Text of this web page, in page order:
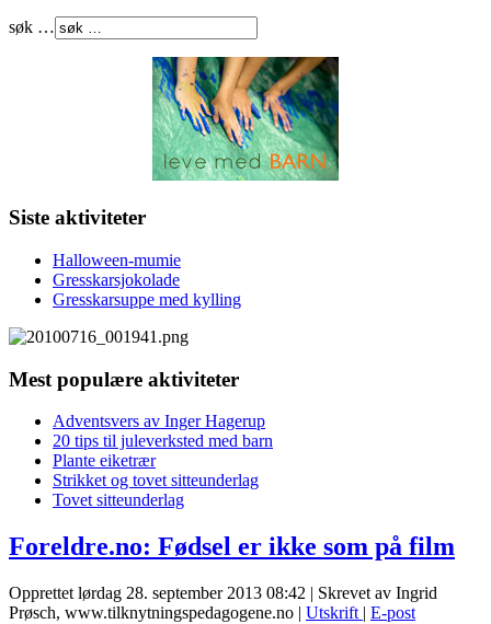
søk …
Siste aktiviteter
Halloween-mumie
Gresskarsjokolade
Gresskarsuppe med kylling
Mest populære aktiviteter
Adventsvers av Inger Hagerup
20 tips til juleverksted med barn
Plante eiketrær
Strikket og tovet sitteunderlag
Tovet sitteunderlag
Foreldre.no: Fødsel er ikke som på film
Opprettet lørdag 28. september 2013 08:42 | Skrevet av Ingrid
Prøsch, www.tilknytningspedagogene.no | Utskrift | E-post